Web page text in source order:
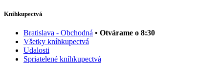
Kníhkupectvá
Bratislava - Obchodná • Otvárame o 8:30
Všetky kníhkupectvá
Udalosti
Spriatelené kníhkupectvá